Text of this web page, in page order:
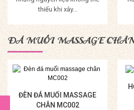
thiếu khi xây...
Mua Hàng
ĐÁ MUỐI MASSAGE
ĐÈN ĐÁ MUỐI MASSAGE
CHÂN MC002